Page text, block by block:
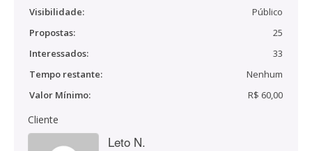
Visibilidade:
Público
Propostas:
25
Interessados:
33
Tempo restante:
Nenhum
Valor Mínimo:
R$ 60,00
Cliente
Leto N.